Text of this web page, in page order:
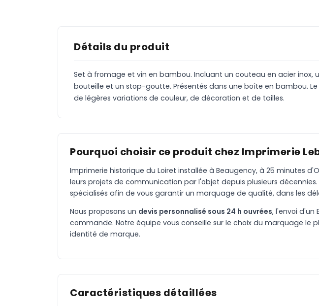
Détails du produit
Set à fromage et vin en bambou. Incluant un couteau en acier
bouteille et un stop-goutte. Présentés dans une boîte en bambou.
de légères variations de couleur, de décoration et de tailles.
Pourquoi choisir ce produit chez Imprimerie
Imprimerie historique du Loiret installée à Beaugency, à 25 minutes
leurs projets de communication par l'objet depuis plusieurs décennies.
spécialisés afin de vous garantir un marquage de qualité, dans les
Nous proposons un devis personnalisé sous 24 h ouvrées, l'envoi d'un
commande. Notre équipe vous conseille sur le choix du marquage
identité de marque.
Caractéristiques détaillées